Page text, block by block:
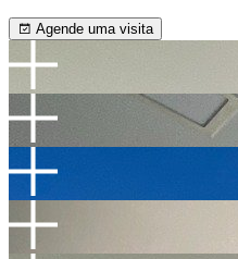
Agende uma visita